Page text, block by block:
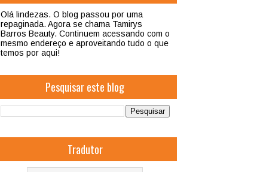
Olá lindezas. O blog passou por uma
repaginada. Agora se chama Tamirys
Barros Beauty. Continuem acessando com o
mesmo endereço e aproveitando tudo o que
temos por aqui!
Pesquisar este blog
Tradutor